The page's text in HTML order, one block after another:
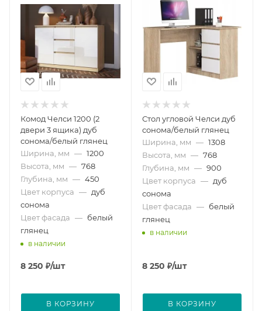
Комод Челси 1200 (2
двери 3 ящика) дуб
сонома/белый глянец
Ширина, мм — 1200
Высота, мм — 768
Глубина, мм — 450
Цвет корпуса — дуб
сонома
Цвет фасада — белый
глянец
в наличии
8 250 ₽/шт
В КОРЗИНУ
Стол угловой Челси дуб
сонома/белый глянец
Ширина, мм — 1308
Высота, мм — 768
Глубина, мм — 900
Цвет корпуса — дуб
сонома
Цвет фасада — белый
глянец
в наличии
8 250 ₽/шт
В КОРЗИНУ